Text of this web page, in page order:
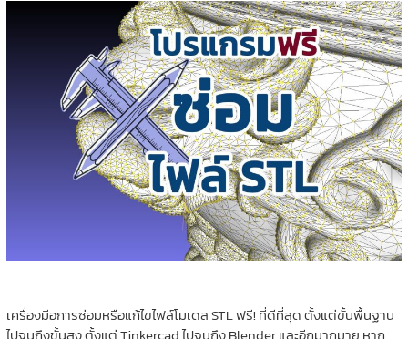
เครื่องมือการซ่อมหรือแก้ไขไฟล์โมเดล STL ฟรี! ที่ดีที่สุด ตั้งแต่ขั้นพื้นฐาน
ไปจนถึงขั้นสูง ตั้งแต่ Tinkercad ไปจนถึง Blender และอีกมากมาย หาก